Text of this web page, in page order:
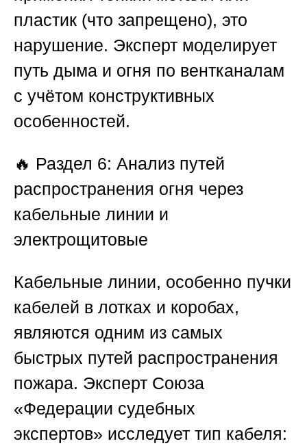
пластик (что запрещено), это
нарушение. Эксперт моделирует
путь дыма и огня по вентканалам
с учётом конструктивных
особенностей.
🔥 Раздел 6: Анализ путей
распространения огня через
кабельные линии и
электрощитовые
Кабельные линии, особенно пучки
кабелей в лотках и коробах,
являются одним из самых
быстрых путей распространения
пожара. Эксперт Союза
«Федерации судебных
экспертов» исследует тип кабеля: